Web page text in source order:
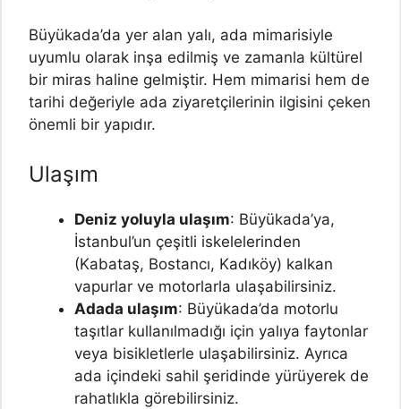
Büyükada’da yer alan yalı, ada mimarisiyle
uyumlu olarak inşa edilmiş ve zamanla kültürel
bir miras haline gelmiştir. Hem mimarisi hem de
tarihi değeriyle ada ziyaretçilerinin ilgisini çeken
önemli bir yapıdır.
Ulaşım
Deniz yoluyla ulaşım: Büyükada’ya,
İstanbul’un çeşitli iskelelerinden
(Kabataş, Bostancı, Kadıköy) kalkan
vapurlar ve motorlarla ulaşabilirsiniz.
Adada ulaşım: Büyükada’da motorlu
taşıtlar kullanılmadığı için yalıya faytonlar
veya bisikletlerle ulaşabilirsiniz. Ayrıca
ada içindeki sahil şeridinde yürüyerek de
rahatlıkla görebilirsiniz.